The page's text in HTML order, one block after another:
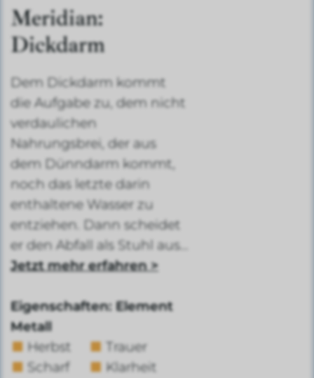
Meridian:
Dickdarm
Dem Dickdarm kommt
die Aufgabe zu, dem nicht
verdaulichen
Nahrungsbrei, der aus
dem Dünndarm kommt,
noch das letzte darin
enthaltene Wasser zu
entziehen. Dann scheidet
er den Abfall als Stuhl aus…
Jetzt mehr erfahren >
Eigenschaften: Element
Metall
Herbst
Scharf
Trauer
Klarheit